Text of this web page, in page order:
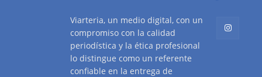
Viarteria, un medio digital, con un
compromiso con la calidad
periodística y la ética profesional
lo distingue como un referente
confiable en la entrega de